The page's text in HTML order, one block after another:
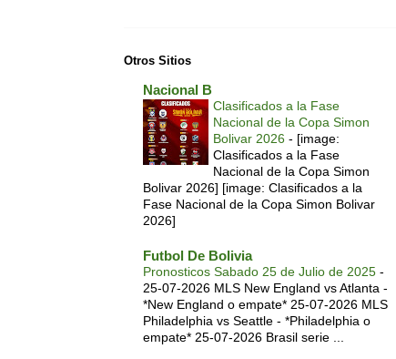
Otros Sitios
Nacional B
Clasificados a la Fase
Nacional de la Copa Simon
Bolivar 2026 - [image:
Clasificados a la Fase
Nacional de la Copa Simon
Bolivar 2026] [image: Clasificados a la
Fase Nacional de la Copa Simon Bolivar
2026]
Futbol De Bolivia
Pronosticos Sabado 25 de Julio de 2025 -
25-07-2026 MLS New England vs Atlanta -
*New England o empate* 25-07-2026 MLS
Philadelphia vs Seattle - *Philadelphia o
empate* 25-07-2026 Brasil serie ...